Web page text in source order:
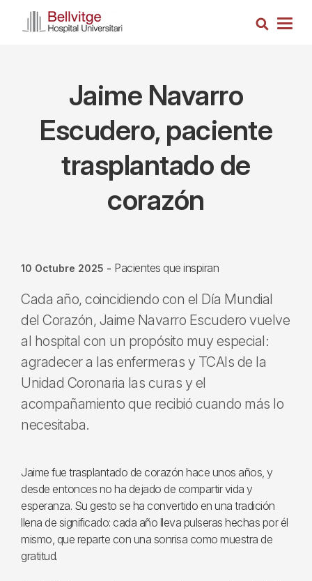
Busca
Jaime Navarro
Escudero, paciente
trasplantado de
corazón
10 Octubre 2025 - Pacientes que inspiran
Cada año, coincidiendo con el Día Mundial
del Corazón, Jaime Navarro Escudero vuelve
al hospital con un propósito muy especial:
agradecer a las enfermeras y TCAIs de la
Unidad Coronaria las curas y el
acompañamiento que recibió cuando más lo
necesitaba.
Jaime fue trasplantado de corazón hace unos años, y
desde entonces no ha dejado de compartir vida y
esperanza. Su gesto se ha convertido en una tradición
llena de significado: cada año lleva pulseras hechas por él
mismo, que reparte con una sonrisa como muestra de
gratitud.